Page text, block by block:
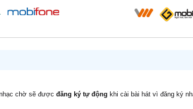
chờ sẽ được đăng ký tự động khi cài bài hát vì đăng ký